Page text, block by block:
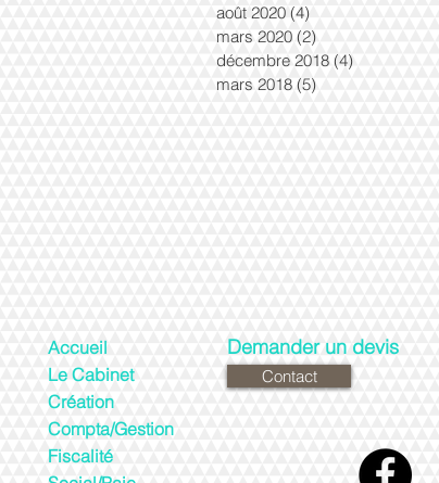
août 2020 (4)
mars 2020 (2)
décembre 2018 (4)
mars 2018 (5)
Accueil
Le Cabinet
Création
Compta/Gestion
Fiscalité
Demander un devis
Contact